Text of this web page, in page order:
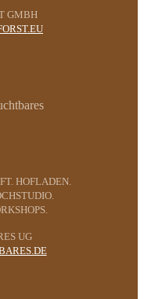
GMBH
HOFLADEN.
UG